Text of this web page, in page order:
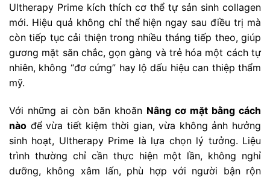
Ultherapy Prime kích thích cơ thể tự sản sinh collagen
mới. Hiệu quả không chỉ thể hiện ngay sau điều trị mà
còn tiếp tục cải thiện trong nhiều tháng tiếp theo, giúp
gương mặt săn chắc, gọn gàng và trẻ hóa một cách tự
nhiên, không “đơ cứng” hay lộ dấu hiệu can thiệp thẩm
mỹ.
Với những ai còn băn khoăn Nâng cơ mặt bằng cách
nào để vừa tiết kiệm thời gian, vừa không ảnh hưởng
sinh hoạt, Ultherapy Prime là lựa chọn lý tưởng. Liệu
trình thường chỉ cần thực hiện một lần, không nghỉ
dưỡng, không xâm lấn, phù hợp với người bận rộn